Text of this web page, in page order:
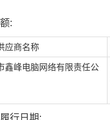
:
应商名称
鑫峰电脑网络有限责任公
行日期: